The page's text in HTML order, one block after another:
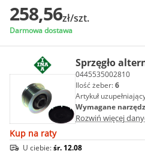
258,56zł/szt.
Darmowa dostawa
Sprzęgło
0445535002810
Ilość żeber:6
Artykuł
Wymagane
Rozwiń więcej
Kup na raty
U ciebie:śr. 12.08